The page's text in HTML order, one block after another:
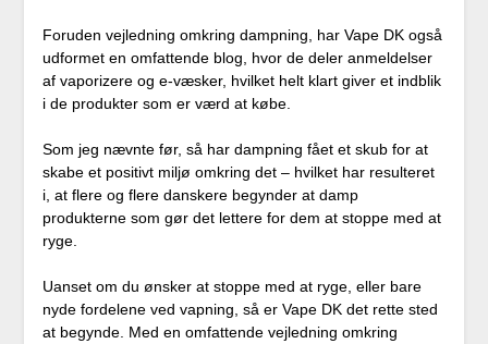
Foruden vejledning omkring dampning, har Vape DK også
udformet en omfattende blog, hvor de deler anmeldelser
af vaporizere og e-væsker, hvilket helt klart giver et indblik
i de produkter som er værd at købe.
Som jeg nævnte før, så har dampning fået et skub for at
skabe et positivt miljø omkring det – hvilket har resulteret
i, at flere og flere danskere begynder at damp
produkterne som gør det lettere for dem at stoppe med at
ryge.
Uanset om du ønsker at stoppe med at ryge, eller bare
nyde fordelene ved vapning, så er Vape DK det rette sted
at begynde. Med en omfattende vejledning omkring